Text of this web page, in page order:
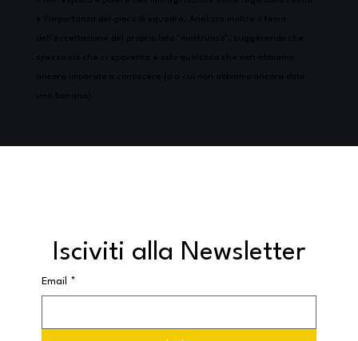
e l'importanza del gioco di squadra. Analizza inoltre il tema
dell'accettazione del proprio lato "mostruoso", suggerendo che
spesso ciò che ci spaventa è solo qualcosa che non abbiamo
ancora imparato a conoscere (o a cui non abbiamo ancora dato
una banana).
Isciviti alla Newsletter
Email *